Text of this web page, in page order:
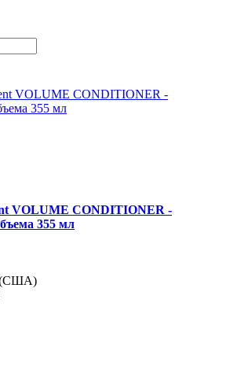
VOLUME CONDITIONER -
355 мл
(США)